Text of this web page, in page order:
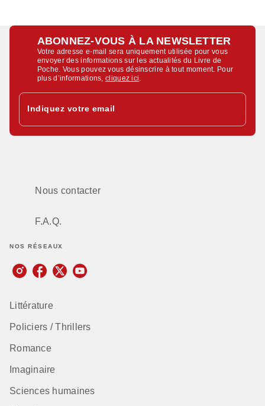
ABONNEZ-VOUS À LA NEWSLETTER
Votre adresse e-mail sera uniquement utilisée pour vous
envoyer des informations sur les actualités du Livre de
Poche. Vous pouvez vous désinscrire à tout moment. Pour
plus d’informations,cliquez ici
Indiquez votre email
Nous contacter
F.A.Q.
NOS RÉSEAUX
Littérature
Policiers / Thrillers
Romance
Imaginaire
Sciences humaines